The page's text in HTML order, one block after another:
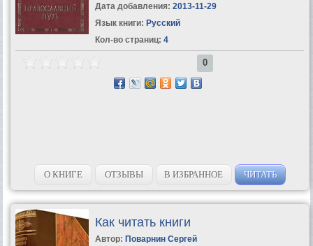
Дата добавления: 2013-11-29
Язык книги: Русский
Кол-во страниц: 4
0
О КНИГЕ ОТЗЫВЫ В ИЗБРАННОЕ ЧИТАТЬ
Как читать книги
Автор: Поварнин Сергей